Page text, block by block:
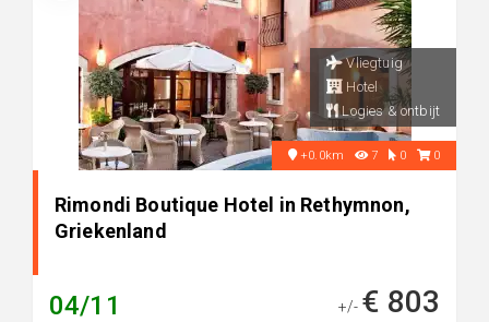
Vliegtuig
Hotel
Logies & ontbijt
+0.0km 7 0 0
Rimondi Boutique Hotel in Rethymnon,
Griekenland
04/11 +/- € 803